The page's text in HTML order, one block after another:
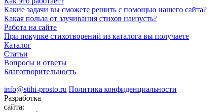
Какие задачи вы сможете решить с помощью нашего сайта?
Какая польза от заучивания стихов наизусть?
Работа на сайте
При покупке стихотворений из каталога вы получаете
Каталог
Статьи
Вопросы и ответы
Благотворительность
info@stihi-prosto.ru Политика конфиденциальности
Разработка
сайта: